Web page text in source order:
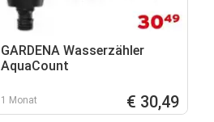
GARDENA Wasserzähler
AquaCount
1 Monat € 30,49